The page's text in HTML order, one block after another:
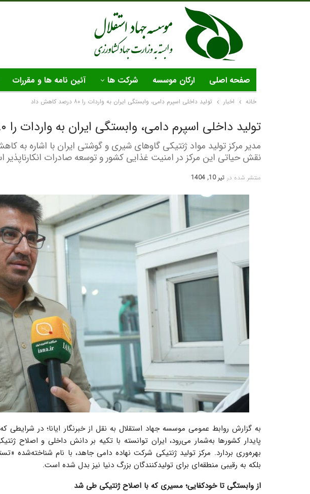
صفحه اصلی ارکان موسسه شرکت ها آئین نامه ها و مقررات
خانه اخبار تولید داخلی اسپرم دامی، وابستگی ایران به واردات را ۸۰ درصد کاهش داد
تولید داخلی اسپرم دامی، وابستگی ایران به واردات را ۸۰ درصد کاهش داد
مدیر مرکز تولید مواد ژنتیکی گاوهای شیری و گوشتی ایران با اشاره
نقش حیاتی این مرکز در امنیت غذایی کشور و توسعه صادرات
منتشر شده در تیر 10, 1404
به گزارش روابط عمومی موسسه جهاد استقلال به نقل از خبرنگار ایانا؛ در
پایدار کشورها به‌شمار می‌رود، ایران توانسته با تکیه بر دانش داخلی و اصلاح
بهره‌وری بردارد. مرکز تولید ژنتیکی شرکت نهاده دامی جاهد، با نام شناخته‌شده
بلکه به رقیبی منطقه‌ای برای تولیدکنندگان بزرگ دنیا نیز بدل شده است.
از وابستگی تا خودکفایی؛ مسیری که با اصلاح ژنتیکی طی شد